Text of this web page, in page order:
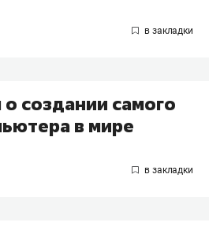
создании самого
в мире